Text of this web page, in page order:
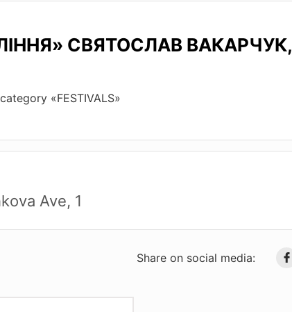
СВЯТОСЛАВ ВАКАРЧУК,
«FESTIVALS»
Ave, 1
Share on social media: